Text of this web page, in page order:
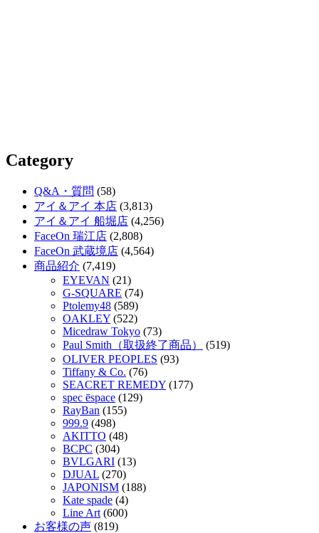
Category
Q&A・質問 (58)
アイ＆アイ 本店 (3,813)
アイ＆アイ 船堀店 (4,256)
FaceOn 瑞江店 (2,808)
FaceOn 武蔵境店 (4,564)
商品紹介 (7,419)
EYEVAN (21)
G-SQUARE (74)
Ptolemy48 (589)
OAKLEY (522)
Micedraw Tokyo (73)
Paul Smith（取扱終了商品）
(519)
OLIVER PEOPLES (93)
Tiffany & Co. (76)
SEACRET REMEDY (177)
spec ēspace (129)
RayBan (155)
999.9 (498)
AKITTO (48)
BCPC (304)
BVLGARI (13)
DJUAL (270)
JAPONISM (188)
Kate spade (4)
Line Art (600)
お客様の声 (819)